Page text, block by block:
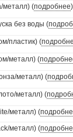
металл) (подробнее)
без воды (
пластик) (
металл) (
металл) (
металл) (
металл) (
металл) (